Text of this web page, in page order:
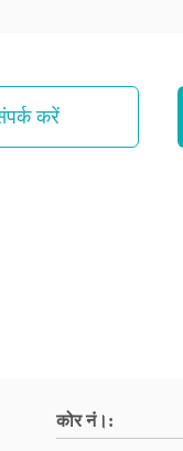
करें
कोर नं।: